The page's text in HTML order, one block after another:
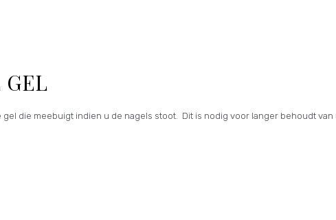
gel die meebuigt indien u de nagels stoot. Dit is nodig voor langer behoudt